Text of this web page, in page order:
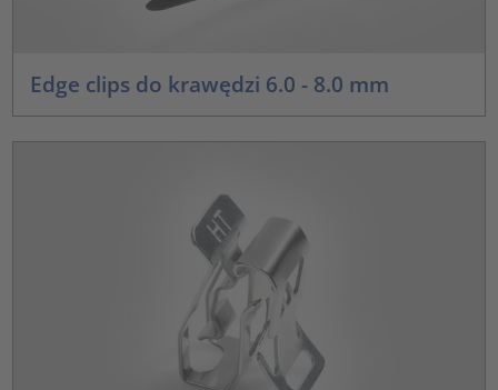
Edge clips do krawędzi 6.0 - 8.0 mm